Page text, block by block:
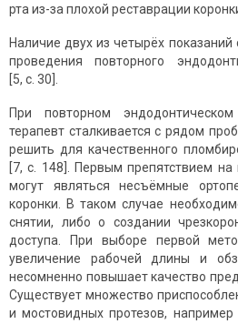
рта из-за плохой реставрации
Наличие двух из четырёх
проведения повторного
[5, с. 30].
При повторном
терапевт сталкивается с рядом
решить для качественного
[7, с. 148]. Первым препятствием
могут являться несъёмные
коронки. В таком случае
снятии, либо о создании
доступа. При выборе первой
увеличение рабочей длины и
несомненно повышает качество
Существует множество
и мостовидных протезов,